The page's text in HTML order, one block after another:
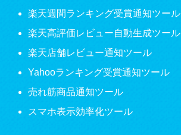
楽天週間ランキング受賞通知ツール
楽天高評価レビュー自動生成ツール
楽天店舗レビュー通知ツール
Yahooランキング受賞通知ツール
売れ筋商品通知ツール
スマホ表示効率化ツール